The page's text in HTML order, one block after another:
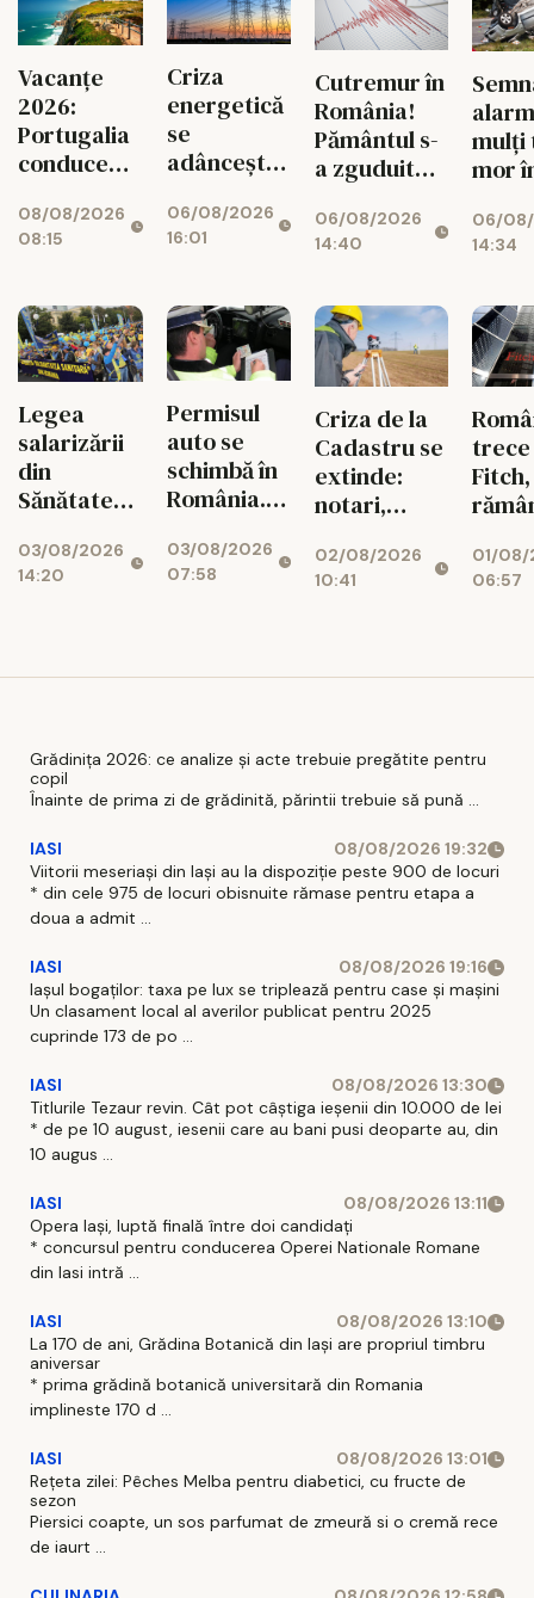
Vacanțe
2026:
Portugalia
conduce
08/08/2026
08:15
Criza
energetică
se
adâncește.
mari pot
rămâne
energie în
orele de
vârf
06/08/2026
16:01
Cutremur în
România!
Pământul s-
a zguduit
zona
seismică
06/08/2026
14:40
mulți
mor
și a
06/
14:34
Legea
salarizării
din
Sănătate
un nou
conflict.
proteste
03/08/2026
14:20
Permisul
auto se
schimbă în
România.
noi îi
așteaptă
intra în
03/08/2026
07:58
Criza de la
Cadastru se
extinde:
notari,
și bănci,
afectați de
02/08/2026
10:41
01/08/
06:57
Grădinița 2026: ce analize și acte trebuie pregătite pentru
copil
Înainte de prima zi de grădinită, părintii trebuie să pună ...
IASI
08/08/2026 19:32
Viitorii meseriași din Iași au la dispoziție peste 900 de locuri
* din cele 975 de locuri obisnuite rămase pentru etapa a
doua a admit ...
IASI
08/08/2026 19:16
Iașul bogaților: taxa pe lux se triplează pentru case și mașini
Un clasament local al averilor publicat pentru 2025
cuprinde 173 de po ...
IASI
08/08/2026 13:30
Titlurile Tezaur revin. Cât pot câștiga ieșenii din 10.000 de lei
* de pe 10 august, iesenii care au bani pusi deoparte au, din
10 augus ...
IASI
08/08/2026 13:11
Opera Iași, luptă finală între doi candidați
* concursul pentru conducerea Operei Nationale Romane
din Iasi intră ...
IASI
08/08/2026 13:10
La 170 de ani, Grădina Botanică din Iași are propriul timbru
aniversar
* prima grădină botanică universitară din Romania
implineste 170 d ...
IASI
08/08/2026 13:01
Rețeta zilei: Pêches Melba pentru diabetici, cu fructe de
sezon
Piersici coapte, un sos parfumat de zmeură si o cremă rece
de iaurt ...